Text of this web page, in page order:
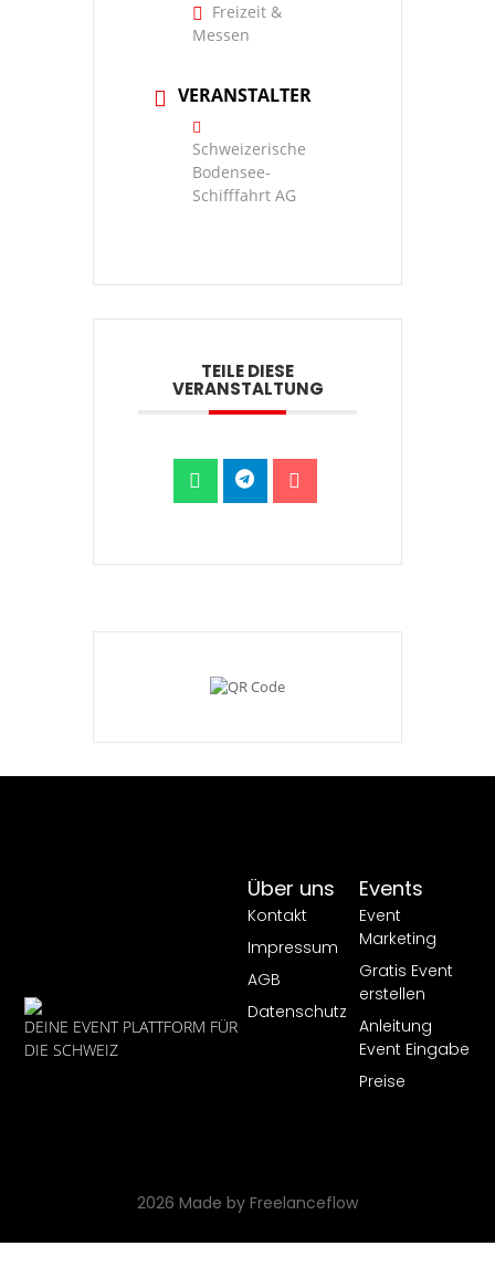
Freizeit &
Messen
VERANSTALTER
Schweizerische
Bodensee-
Schifffahrt AG
TEILE DIESE
VERANSTALTUNG
DEINE EVENT PLATTFORM FÜR
DIE SCHWEIZ
Events
Event
Marketing
Gratis Event
erstellen
Anleitung
Event Eingabe
Preise
Über uns
Kontakt
Impressum
AGB
Datenschutz
2026 Made by Freelanceflow